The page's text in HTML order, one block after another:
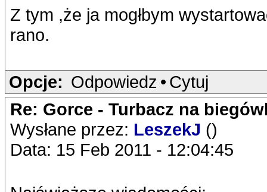
Z tym ,że ja mogłbym
rano.
Opcje: Odpowiedz • Cytuj
Re: Gorce - Turbacz na
Wysłane przez: LeszekJ ()
Data: 15 Feb 2011 - 12:04:45